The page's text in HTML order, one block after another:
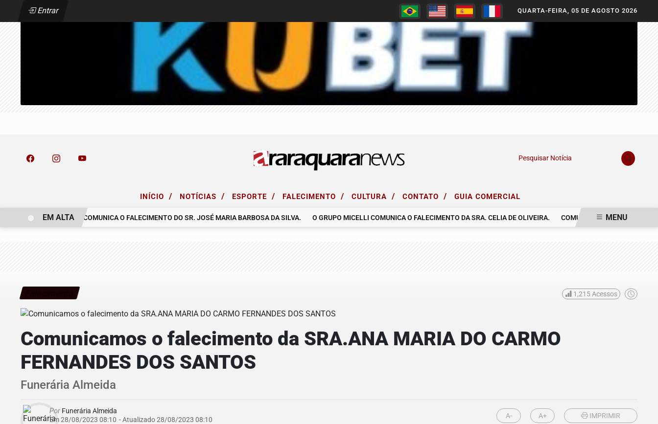
Entrar QUARTA-FEIRA, 05 DE AGOSTO 2026
Pesquisar Notícia
INÍCIO / NOTÍCIAS / ESPORTE / FALECIMENTO / CULTURA / CONTATO / GUIA COMERCIAL
O GRUPO MICELLI COMUNICA O FALECIMENTO DO SR. JOSÉ MARIA BARBOSA DA SILVA. O GRUPO MICELLI COMUNICA O FALECIMENTO DA SRA. CELIA DE OLIVEIRA. COMUNICAMOS O
EM ALTA MENU
1,215Acessos
Comunicamos o falecimento da SRA.ANA MARIA DO CARMO
FERNANDES DOS SANTOS
Funerária Almeida
Por Funerária Almeida
Em 28/08/2023 08:10 - Atualizado28/08/2023 08:10 A- A+ IMPRIMIR